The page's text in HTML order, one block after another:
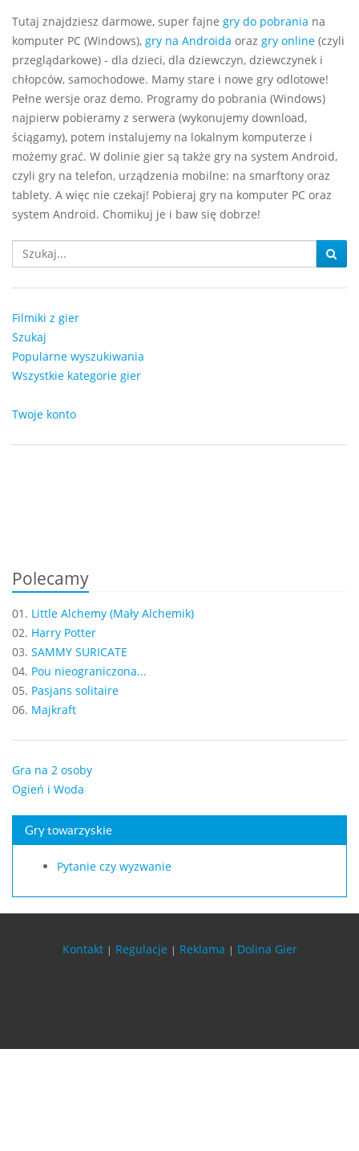
Tutaj znajdziesz darmowe, super fajne gry do pobrania na
komputer PC (Windows), gry na Androida oraz gry online (czyli
przeglądarkowe) - dla dzieci, dla dziewczyn, dziewczynek i
chłopców, samochodowe. Mamy stare i nowe gry odlotowe!
Pełne wersje oraz demo. Programy do pobrania (Windows)
najpierw pobieramy z serwera (wykonujemy download,
ściągamy), potem instalujemy na lokalnym komputerze i
możemy grać. W dolinie gier są także gry na system Android,
czyli gry na telefon, urządzenia mobilne: na smarftony oraz
tablety. A więc nie czekaj! Pobieraj gry na komputer PC oraz
system Android. Chomikuj je i baw się dobrze!
Filmiki z gier
Szukaj
Popularne wyszukiwania
Wszystkie kategorie gier
Twoje konto
Polecamy
01. Little Alchemy (Mały Alchemik)
02. Harry Potter
03. SAMMY SURICATE
04. Pou nieograniczona...
05. Pasjans solitaire
06. Majkraft
Gra na 2 osoby
Ogień i Woda
Gry towarzyskie
Pytanie czy wyzwanie
Kontakt | Regulacje | Reklama | Dolina Gier